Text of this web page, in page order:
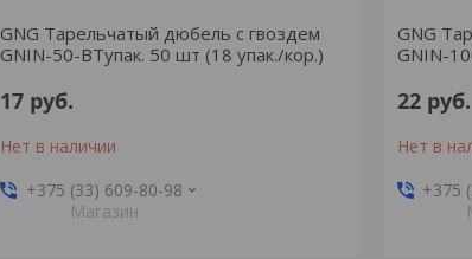
GNG Тарельчатый дюбель с гвоздем
GNIN-50-BTупак. 50 шт (18 упак./кор.)
17 руб.
Нет в наличии
+375 (33) 609-80-98
Магазин
GNG
GNIN-
22 руб.
Нет в
+375